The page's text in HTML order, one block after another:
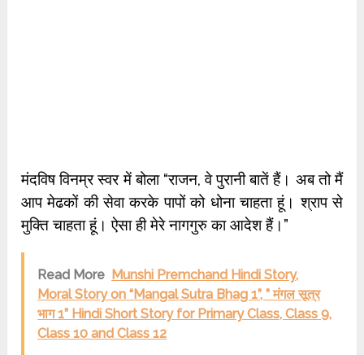
मंदविष विनम्र स्वर में बोला “राजन, वे पुरानी बातें हैं। अब तो मैं
आप मेढकों की सेवा करके पापों को धोना चाहता हूं। श्राप से
मुक्ति चाहता हूं। ऐसा ही मेरे नागगुरु का आदेश हैं।”
Read More Munshi Premchand Hindi Story,
Moral Story on “Mangal Sutra Bhag 1”, ” मंगल सूत्र
भाग 1” Hindi Short Story for Primary Class, Class 9,
Class 10 and Class 12